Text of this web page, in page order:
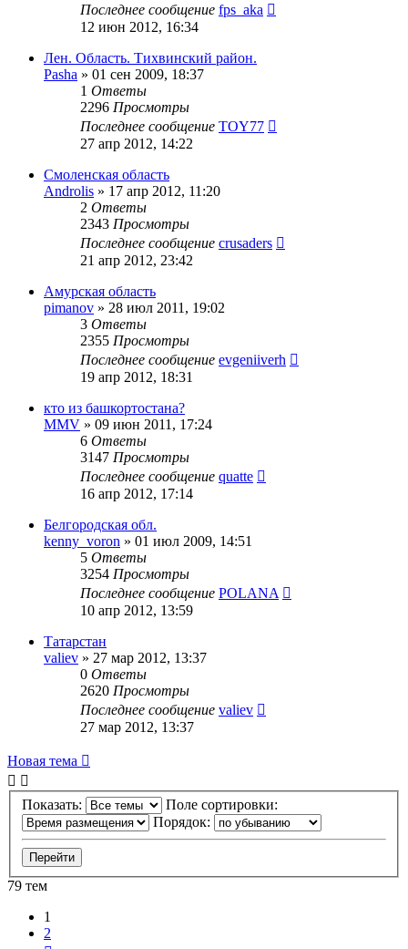
Последнее сообщение fps_aka
12 июн 2012, 16:34
Лен. Область. Тихвинский район.
Pasha » 01 сен 2009, 18:37
1 Ответы
2296 Просмотры
Последнее сообщение TOY77
27 апр 2012, 14:22
Смоленская область
Androlis » 17 апр 2012, 11:20
2 Ответы
2343 Просмотры
Последнее сообщение crusaders
21 апр 2012, 23:42
Амурская область
pimanov » 28 июл 2011, 19:02
3 Ответы
2355 Просмотры
Последнее сообщение evgeniiverh
19 апр 2012, 18:31
кто из башкортостана?
MMV » 09 июн 2011, 17:24
6 Ответы
3147 Просмотры
Последнее сообщение quatte
16 апр 2012, 17:14
Белгородская обл.
kenny_voron » 01 июл 2009, 14:51
5 Ответы
3254 Просмотры
Последнее сообщение POLANA
10 апр 2012, 13:59
Татарстан
valiev » 27 мар 2012, 13:37
0 Ответы
2620 Просмотры
Последнее сообщение valiev
27 мар 2012, 13:37
Новая тема
Показать:
Поле сортировки:
Порядок:
79 тем
1
2